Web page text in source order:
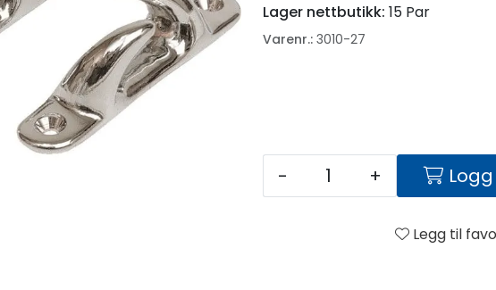
Lager nettbutikk: 15 Par
Varenr.: 3010-27
- +
Legg til